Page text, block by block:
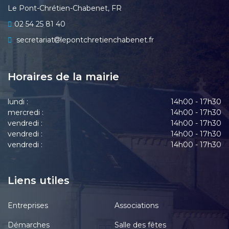
Le Pont-Chrétien-Chabenet, FR
02 54 25 81 40
secretariat
lepontchretienchabenet.fr
Horaires de la mairie
lundi :
14h00 - 17h30
mercredi :
14h00 - 17h30
vendredi :
14h00 - 17h30
vendredi :
14h00 - 17h30
vendredi :
14h00 - 17h30
Liens utiles
Entreprises Associations
Démarches Salle des fêtes